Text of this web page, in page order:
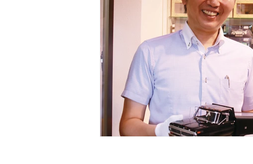
躍動する人（市勢要覧2020掲載インタビュー